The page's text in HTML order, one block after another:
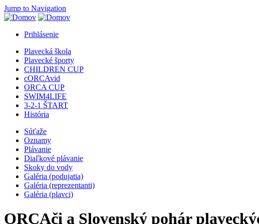
Jump to Navigation
Prihlásenie
Plavecká škola
Plavecké športy
CHILDREN CUP
cORCAvid
ORCA CUP
SWIM4LIFE
3-2-1 ŠTART
História
Súťaže
Oznamy
Plávanie
Diaľkové plávanie
Skoky do vody
Galéria (podujatia)
Galéria (reprezentanti)
Galéria (plavci)
ORCAči a Slovenský pohár